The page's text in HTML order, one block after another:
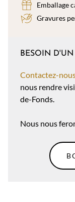
Emballage
Gravures
BESOIN
Contactez-
nous rendre
de-Fonds.
Nous nous